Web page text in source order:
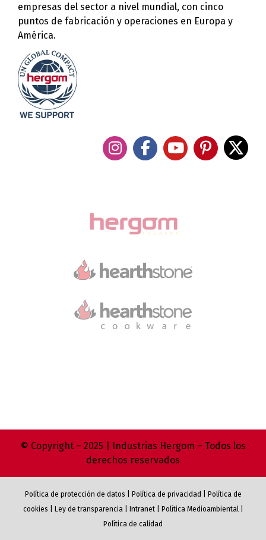
empresas del sector a nivel mundial, con cinco
puntos de fabricación y operaciones en Europa y
América.
© Copyright – 2025 | Industrias Hergom – Todos los
derechos reservados
Política de protección de datos Política de privacidad
Política de
cookies
Ley de transparencia| Intranet| Política Medioambiental|
Política de calidad